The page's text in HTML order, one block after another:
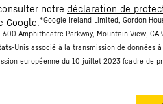
notre déclaration de
Google.*Google Ireland Limited, Gordon
Amphitheatre Parkway, Mountain View, CA
Unis associé à la transmission de données
européenne du 10 juillet 2023 (cadre de